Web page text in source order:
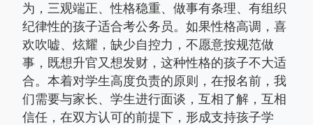
为，三观端正、性格稳重、做事有条理、有组织
纪律性的孩子适合考公务员。如果性格高调，喜
欢吹嘘、炫耀，缺少自控力，不愿意按规范做
事，既想升官又想发财，这种性格的孩子不大适
合。本着对学生高度负责的原则，在报名前，我
们需要与家长、学生进行面谈，互相了解，互相
信任，在双方认可的前提下，形成支持孩子学